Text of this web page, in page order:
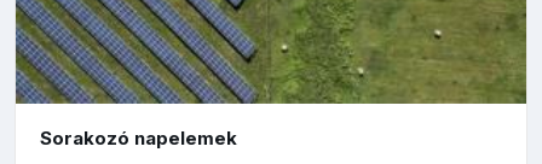
Sorakozó napelemek